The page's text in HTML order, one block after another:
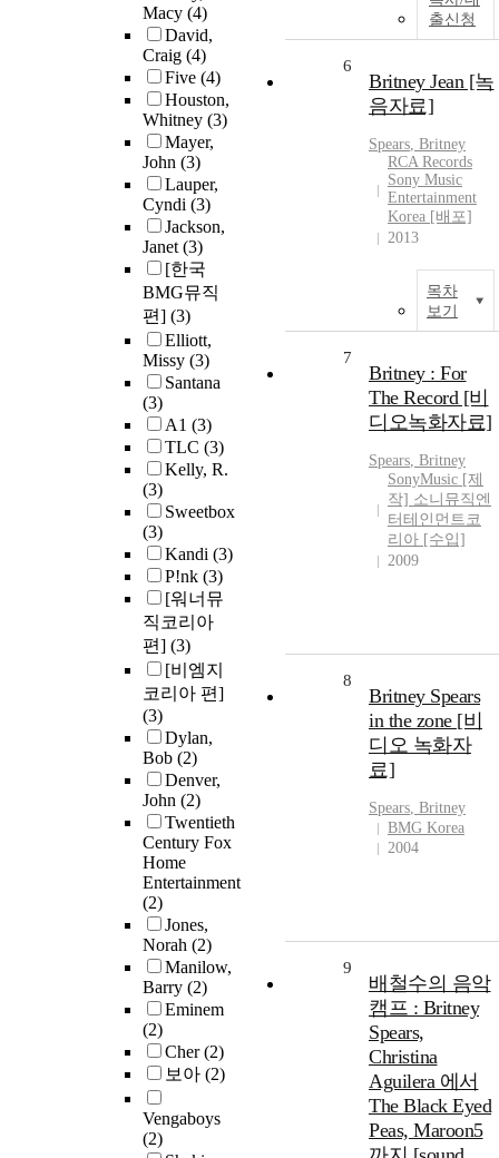
Macy (4)
David,
Craig (4)
Five (4)
Houston,
Whitney (3)
Mayer,
John (3)
Lauper,
Cyndi (3)
Jackson,
Janet(3)
[한국
BMG뮤직
편] (3)
Elliott,
Missy (3)
Santana
(3)
A1 (3)
TLC (3)
Kelly, R.
(3)
Sweetbox
(3)
Kandi (3)
P!nk (3)
[워너뮤
직코리아
편] (3)
[비엠지
코리아 편]
(3)
Dylan,
Bob (2)
Denver,
John (2)
Twentieth
Century Fox
Home
Entertainment
(2)
Jones,
Norah (2)
Manilow,
Barry (2)
Eminem
(2)
Cher(2)
보아 (2)
Vengaboys
(2)
출신청
6
Britney Jean [녹
음자료]
Spears, Britney
RCA Records
Sony Music
Entertainment
Korea [배포]
2013
목차
보기
7
Britney : For
The Record [비
디오녹화자료]
Spears, Britney
SonyMusic [제
작] 소니뮤직엔
터테인먼트코
리아 [수입]
2009
8
Britney Spears
in the zone [비
디오 녹화자
료]
Spears, Britney
BMG Korea
2004
9
배철수의 음악
캠프 : Britney
Spears,
Christina
Aguilera 에서
The Black Eyed
Peas, Maroon5